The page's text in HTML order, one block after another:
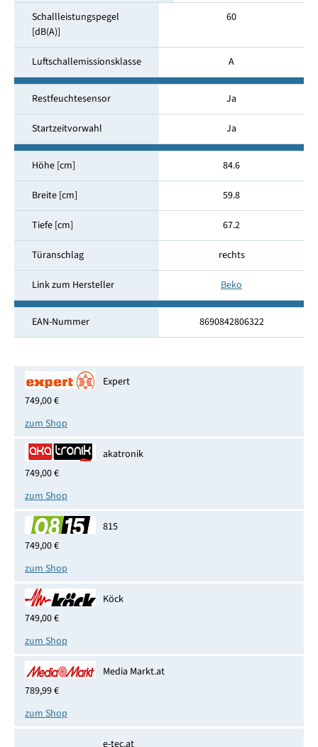
Schallleistungspegel
[dB(A)]
60
Luftschallemissionsklasse A
Restfeuchtesensor Ja
Startzeitvorwahl Ja
Höhe [cm] 84.6
Breite [cm] 59.8
Tiefe [cm] 67.2
Türanschlag rechts
Link zum Hersteller Beko
EAN-Nummer 8690842806322
Expert
749,00 €
zum Shop
akatronik
749,00 €
zum Shop
815
749,00 €
zum Shop
Köck
749,00 €
zum Shop
Media Markt.at
789,99 €
zum Shop
e-tec.at